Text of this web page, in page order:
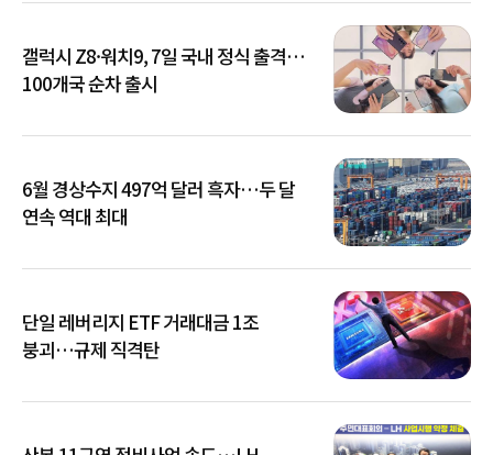
갤럭시 Z8·워치9, 7일 국내 정식 출격…
100개국 순차 출시
6월 경상수지 497억 달러 흑자…두 달
연속 역대 최대
단일 레버리지 ETF 거래대금 1조
붕괴…규제 직격탄